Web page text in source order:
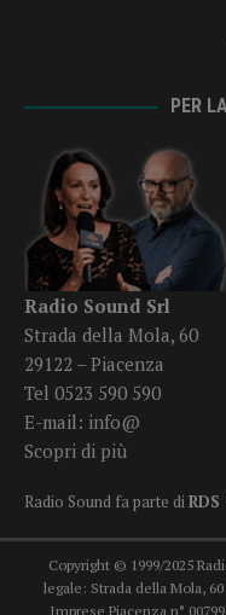
PER
Radio Sound Srl
Strada della Mola, 60
29122 – Piacenza
Tel 0523 590 590
E-mail: info@
Scopri di più
Radio Sound fa parte di
Copyright © 1999/2025
legale: Strada della Mola,
Imprese Piacenza n°